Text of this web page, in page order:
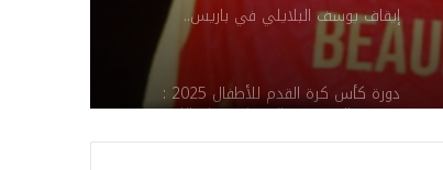
إيقاف يوسف البلايلي في باريس..
دورة كأس كرة القدم للأطفال 2025 :
مدرسة المنصورة بالقيروان تقتلع اللقب